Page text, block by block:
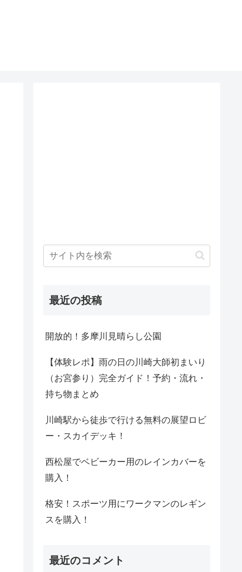
最近の投稿
開放的！多摩川見晴らし公園
【体験レポ】雨の日の川崎大師初まいり
（お宮参り）完全ガイド！予約・流れ・
持ち物まとめ
川崎駅から徒歩で行ける無料の展望ロビ
ー・スカイデッキ！
西松屋でベビーカー用のレインカバーを
購入！
格安！スポーツ用にワークマンのレギン
スを購入！
最近のコメント